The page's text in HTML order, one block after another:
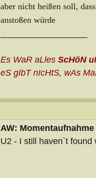
aber nicht heißen soll,
anstoßen würde
Es WaR aLles ScHöN
eS gIbT nIcHtS, wAs
AW: Momentaufnahme
U2 - I still haven`t